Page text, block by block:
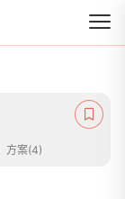
方案(4)